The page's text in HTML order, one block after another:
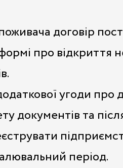
договір
про
угоди
документів та
період.